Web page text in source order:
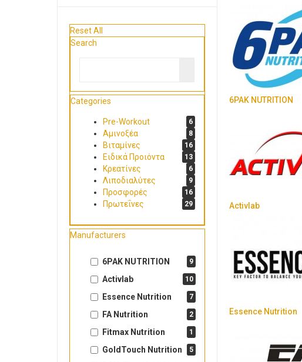
6PAK NUTRITION
Activlab
Essence Nutrition
Reset All
Search
Categories
Pre-Workout 6
Αμινοξέα 8
Βιταμίνες 16
Ειδικά Προιόντα 13
Κρεατίνες 6
Λιποδιαλύτες 9
Προσφορές 16
Πρωτεΐνες 29
Manufacturers
6PAK NUTRITION 9
Activlab 10
Essence Nutrition 7
FA Nutrition 2
Fitmax Nutrition 1
GoldTouch Nutrition 5